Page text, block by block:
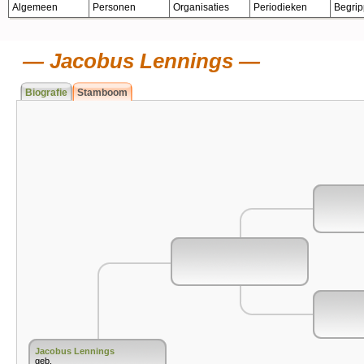
Algemeen Personen Organisaties Periodieken
Jacobus Lennings
Biografie Stamboom
Jacobus Lennings
geb.